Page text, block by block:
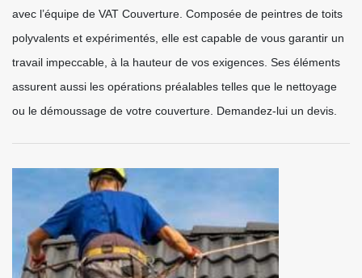
avec l’équipe de VAT Couverture. Composée de peintres de toits
polyvalents et expérimentés, elle est capable de vous garantir un
travail impeccable, à la hauteur de vos exigences. Ses éléments
assurent aussi les opérations préalables telles que le nettoyage
ou le démoussage de votre couverture. Demandez-lui un devis.